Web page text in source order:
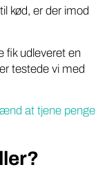
kød, er der imod
fik udleveret en
testede vi med
at tjene penge